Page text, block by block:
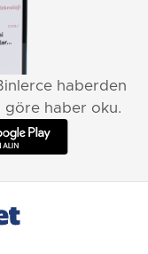
haberden
göre haber oku.